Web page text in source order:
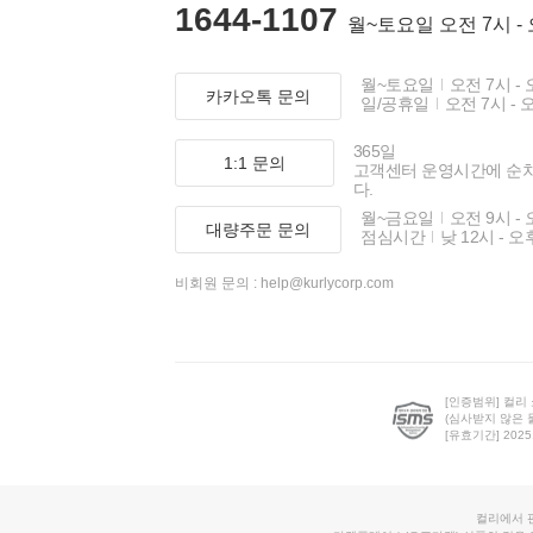
1644-1107 월~토요일 오전 7시 -
카카오톡 문의
월~토요일
오전 7시 -
일/공휴일
오전 7시 -
1:1 문의
365일
고객센터 운영시간에 순
다.
대량주문 문의
월~금요일
오전 9시 -
점심시간
낮 12시 - 오
비회원 문의 : help@kurlycorp.com
[인증범위] 컬리
(심사받지 않은
[유효기간]
컬리에서